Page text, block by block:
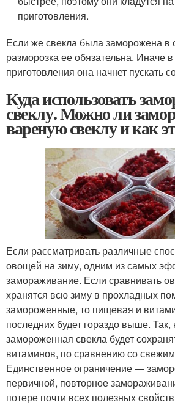
приготовления.
Если же свекла была заморожена в
разморозка ее обязательна. Иначе
приготовления она начнет пускать
Куда использовать
свеклу. Можно ли
вареную свеклу и как
Если рассматривать различные
овощей на зиму, одним из самых
замораживание. Если сравнивать
хранятся всю зиму в прохладных
замороженные, то пищевая и
последних будет гораздо выше. Так,
замороженная свекла будет
витаминов, по сравнению со
Единственное ограничение —
первичной, повторное
потере почти всех полезных